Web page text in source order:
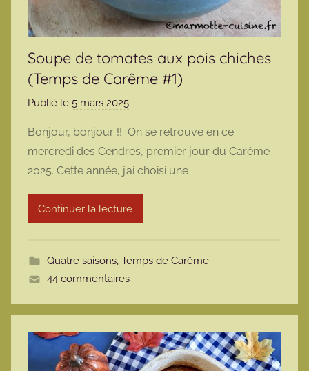
Soupe de tomates aux pois chiches
(Temps de Carême #1)
Publié le 5 mars 2025
r
m
a
r
m
t
e
Bonjour, bonjour !! On se retrouve en ce
mercredi des Cendres, premier jour du Carême
2025. Cette année, j’ai choisi une
Continuer la lecture
Quatre saisons, Temps de Carême
44 commentaires